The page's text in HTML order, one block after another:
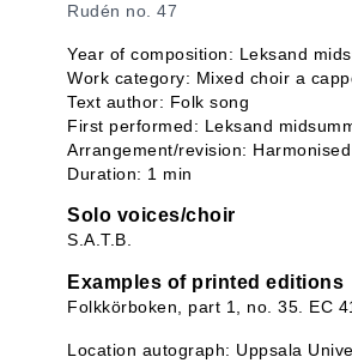
Rudén no. 47
Year of composition: Leksand
Work category: Mixed choir a
Text author: Folk song
First performed: Leksand
Arrangement/revision:
Duration: 1 min
Solo voices/choir
S.A.T.B.
Examples of printed editions
Folkkörboken, part 1, no. 35. EC
Location autograph: Uppsala